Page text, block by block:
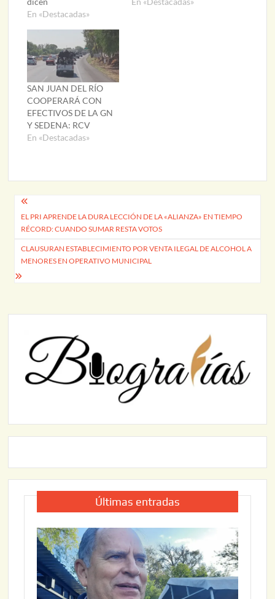
En «Destacadas»
SAN JUAN DEL RÍO
COOPERARÁ CON
EFECTIVOS DE LA GN
Y SEDENA: RCV
En «Destacadas»
Navegación
de
entradas
EL PRI APRENDE LA DURA LECCIÓN DE LA «ALIANZA» EN TIEMPO
RÉCORD: CUANDO SUMAR RESTA VOTOS
CLAUSURAN ESTABLECIMIENTO POR VENTA ILEGAL DE ALCOHOL A
MENORES EN OPERATIVO MUNICIPAL
Últimas entradas